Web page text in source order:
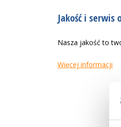
Jakość i serwis
Nasza jakość to
Więcej informacji